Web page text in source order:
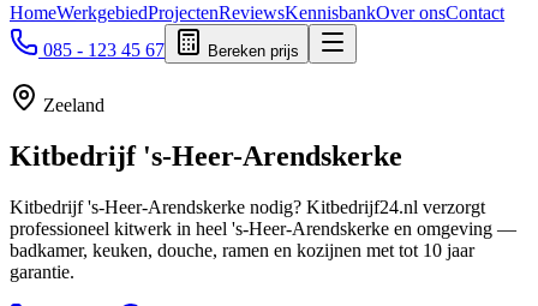
HomeWerkgebiedProjectenReviewsKennisbankOver onsContact
085 - 123 45 67
Bereken prijs
Zeeland
Kitbedrijf 's-Heer-Arendskerke
Kitbedrijf 's-Heer-Arendskerke nodig? Kitbedrijf24.nl verzorgt
professioneel kitwerk in heel 's-Heer-Arendskerke en omgeving —
badkamer, keuken, douche, ramen en kozijnen met tot 10 jaar
garantie.